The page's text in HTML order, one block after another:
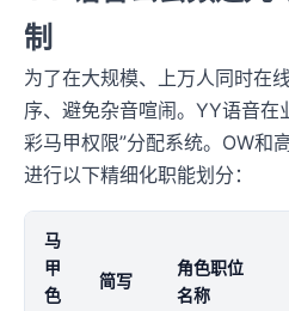
制
为了在大规模、上万人同时在
序、避免杂音喧闹。YY语音在
彩马甲权限”分配系统。OW和
进行以下精细化职能划分：
马
甲
色
简写
角色职位
名称